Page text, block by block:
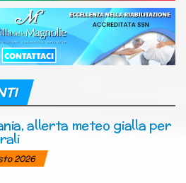
allerta meteo gialla per
2026